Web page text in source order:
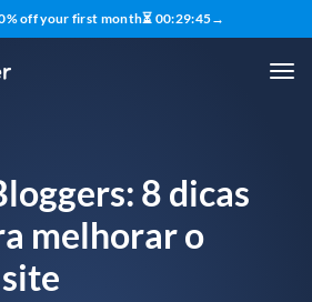
off your first month⏳ 00:29:44→
8 dicas
melhorar o